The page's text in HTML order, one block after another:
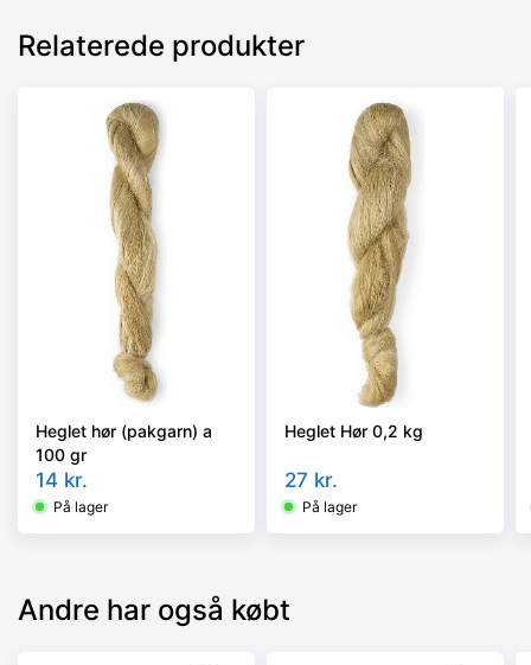
Relaterede produkter
Heglet hør (pakgarn) a
100 gr
14 kr.
På lager
Heglet Hør 0,2 kg
27 kr.
På lager
Andre har også købt